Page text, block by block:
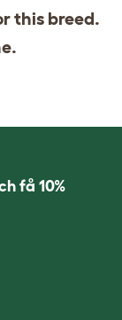
this breed.
få 10%